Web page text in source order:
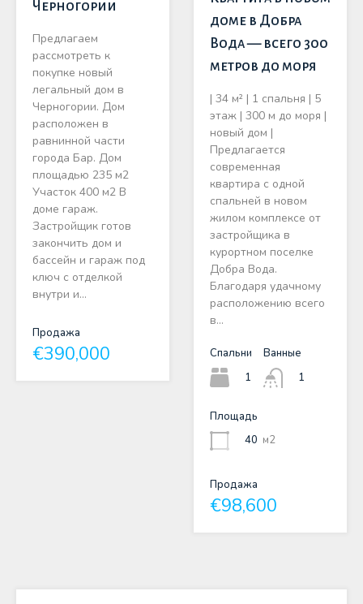
Черногории
Предлагаем
рассмотреть к
покупке новый
легальный дом в
Черногории. Дом
расположен в
равнинной части
города Бар. Дом
площадью 235 м2
Участок 400 м2 В
доме гараж.
Застройщик готов
закончить дом и
бассейн и гараж под
ключ с отделкой
внутри и…
Продажа
€390,000
доме в Добра
Вода — всего 300
метров до моря
| 34 м² | 1 спальня | 5
этаж | 300 м до моря |
новый дом |
Предлагается
современная
квартира с одной
спальней в новом
жилом комплексе от
застройщика в
курортном поселке
Добра Вода.
Благодаря удачному
расположению всего
в…
Спальни
1
Ванные
1
Площадь
40 м2
Продажа
€98,600